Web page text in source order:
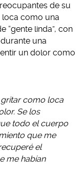
de su
loca como una
“gente linda”, con
una
un dolor como
como loca
Se los
todo el cuerpo
que me
el
me habían